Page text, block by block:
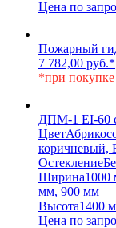
Цена по
Пожарный
7 782,00 руб.*
*при
ДПМ-1 EI-60
Цвет
коричневый,
Остекление
Ширина1000
мм, 900 мм
Высота1400
Цена по